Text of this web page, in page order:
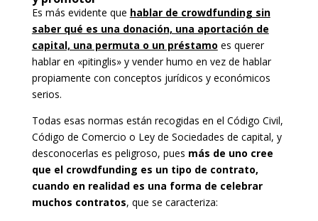
Es más evidente que hablar de crowdfunding sin
saber qué es una donación, una aportación de
capital, una permuta o un préstamo es querer
hablar en «pitinglis» y vender humo en vez de hablar
propiamente con conceptos jurídicos y económicos
serios.
Todas esas normas están recogidas en el Código Civil,
Código de Comercio o Ley de Sociedades de capital, y
desconocerlas es peligroso, pues más de uno cree
que el crowdfunding es un tipo de contrato,
cuando en realidad es una forma de celebrar
muchos contratos, que se caracteriza: